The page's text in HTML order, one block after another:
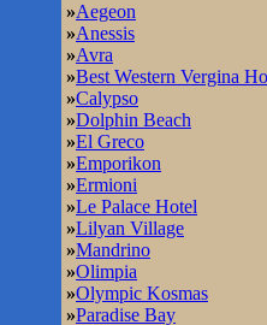
»Aegeon
»Anessis
»Avra
»Best Western Vergina
»Calypso
»Dolphin Beach
»El Greco
»Emporikon
»Ermioni
»Le Palace Hotel
»Lilyan Village
»Mandrino
»Olimpia
»Olympic Kosmas
»Paradise Bay